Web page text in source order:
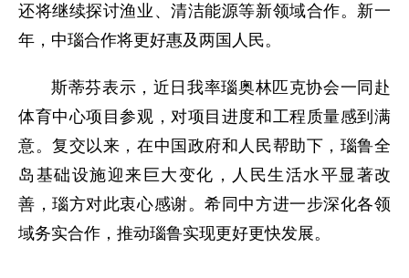
还将继续探讨渔业、清洁能源等新领域合作。新一
年，中瑙合作将更好惠及两国人民。
斯蒂芬表示，近日我率瑙奥林匹克协会一同赴
体育中心项目参观，对项目进度和工程质量感到满
意。复交以来，在中国政府和人民帮助下，瑙鲁全
岛基础设施迎来巨大变化，人民生活水平显著改
善，瑙方对此衷心感谢。希同中方进一步深化各领
域务实合作，推动瑙鲁实现更好更快发展。